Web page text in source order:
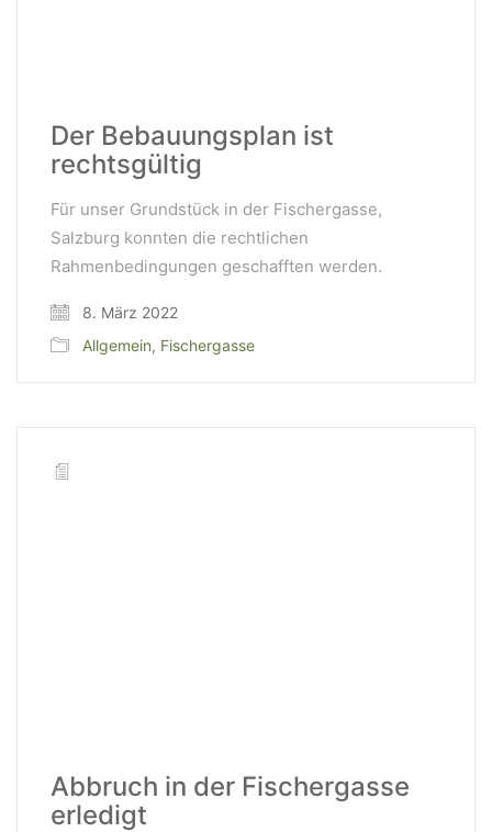
Der Bebauungsplan ist
rechtsgültig
Für unser Grundstück in der Fischergasse,
Salzburg konnten die rechtlichen
Rahmenbedingungen geschafften werden.
8. März 2022
Allgemein, Fischergasse
Abbruch in der Fischergasse
erledigt